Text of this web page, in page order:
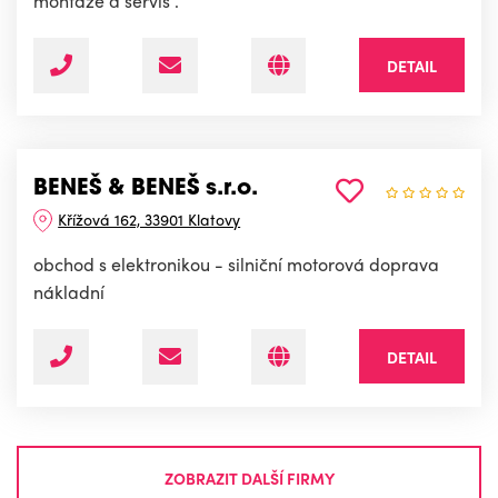
DETAIL
BENEŠ & BENEŠ s.r.o.
Křížová 162, 33901 Klatovy
obchod s elektronikou - silniční motorová doprava
nákladní
DETAIL
ZOBRAZIT DALŠÍ FIRMY